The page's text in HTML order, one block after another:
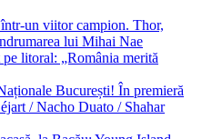
un viitor campion. Thor,
lui Mihai Nae
litoral: „România merită
București! În premieră
/ Nacho Duato / Shahar